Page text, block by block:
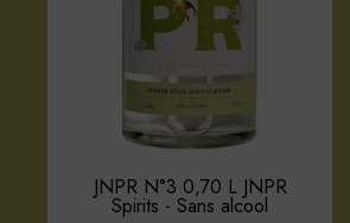
JNPR N°3 0,70 L JNPR
Spirits - Sans alcool